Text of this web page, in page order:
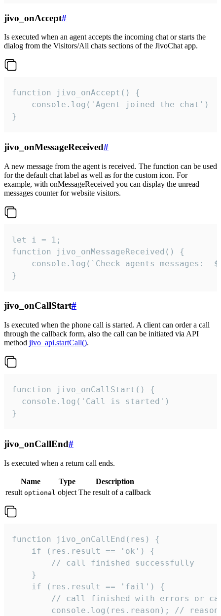
jivo_onAccept#
Is executed when an agent accepts the incoming chat or starts the
dialog from the Visitors/All chats sections of the JivoChat app.
function jivo_onAccept() {
}
jivo_onMessageReceived#
A new message from the agent is received. The function can be used
for the default chat label as well as for the custom icon. For
example, with onMessageReceived you can display the unread
messages counter for website visitors.
let i = 1;
function jivo_onMessageReceived() {
}
jivo_onCallStart#
Is executed when the phone call is started. A client can order a call
through the callback form, also the call can be initiated via API
method jivo_api.startCall().
function jivo_onCallStart() {
  console.log('Call is started')
}
jivo_onCallEnd#
Is executed when a return call ends.
Name Type
Description
result optional object The result of a callback
function jivo_onCallEnd(res) {
    if (res.result == 'ok') {
        // call finished successfully
    }
    if (res.result == 'fail') {
// call finished with errors or
console.log(res.reason); //